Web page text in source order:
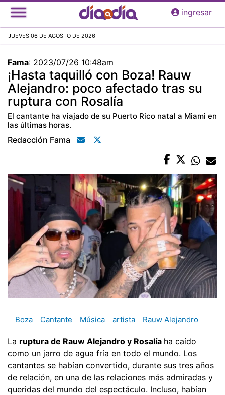
Pasar
al
principal
ingresar
JUEVES 06 DE AGOSTO DE 2026
Fama: 2023/07/26 10:48am
¡Hasta taquilló con Boza! Rauw
Alejandro: poco afectado tras su
ruptura con Rosalía
El cantante ha viajado de su Puerto Rico natal a Miami en
las últimas horas.
Redacción Fama
Boza Cantante Música artista Rauw Alejandro
La ruptura de Rauw Alejandro y Rosalía ha caído
como un jarro de agua fría en todo el mundo. Los
cantantes se habían convertido, durante sus tres años
de relación, en una de las relaciones más admiradas y
queridas del mundo del espectáculo. Incluso, habían